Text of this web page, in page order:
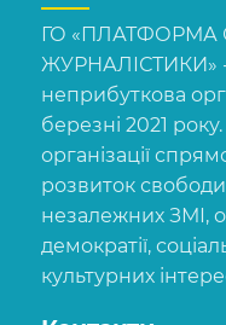
ГО «ПЛАТФОРМА
ЖУРНАЛІСТИКИ» -
неприбуткова
березні 2021
організації
розвиток свободи
незалежних ЗМІ,
демократії,
культурних